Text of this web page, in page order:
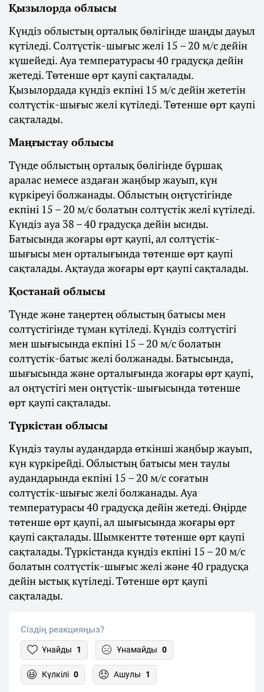
Қызылорда облысы
Күндіз облыстың орталық бөлігінде шаңды дауыл
күтіледі. Солтүстік-шығыс желі 15 – 20 м/с дейін
күшейеді. Ауа температурасы 40 градусқа дейін
жетеді. Төтенше өрт қаупі сақталады.
Қызылордада күндіз екпіні 15 м/с дейін жететін
солтүстік-шығыс желі күтіледі. Төтенше өрт қаупі
сақталады.
Маңғыстау облысы
Түнде облыстың орталық бөлігінде бұршақ
аралас немесе аздаған жаңбыр жауып, күн
күркіреуі болжанады. Облыстың оңтүстігінде
екпіні 15 – 20 м/с болатын солтүстік желі күтіледі.
Күндіз ауа 38 – 40 градусқа дейін ысиды.
Батысында жоғары өрт қаупі, ал солтүстік-
шығысы мен орталығында төтенше өрт қаупі
сақталады. Ақтауда жоғары өрт қаупі сақталады.
Қостанай облысы
Түнде және таңертең облыстың батысы мен
солтүстігінде тұман күтіледі. Күндіз солтүстігі
мен шығысында екпіні 15 – 20 м/с болатын
солтүстік-батыс желі болжанады. Батысында,
шығысында және орталығында жоғары өрт қаупі,
ал оңтүстігі мен оңтүстік-шығысында төтенше
өрт қаупі сақталады.
Түркістан облысы
Күндіз таулы аудандарда өткінші жаңбыр жауып,
күн күркірейді. Облыстың батысы мен таулы
аудандарында екпіні 15 – 20 м/с соғатын
солтүстік-шығыс желі болжанады. Ауа
температурасы 40 градусқа дейін жетеді. Өңірде
төтенше өрт қаупі, ал шығысында жоғары өрт
қаупі сақталады. Шымкентте төтенше өрт қаупі
сақталады. Түркістанда күндіз екпіні 15 – 20 м/с
болатын солтүстік-шығыс желі және 40 градусқа
дейін ыстық күтіледі. Төтенше өрт қаупі
сақталады.
Сіздің реакцияңыз?
Ұнайды 1 Ұнамайды 0
Күлкілі 0 Ашулы 1